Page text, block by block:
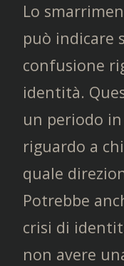
Lo
può indicare
confusione
identità.
un periodo
riguardo a
quale
Potrebbe
crisi di
non avere